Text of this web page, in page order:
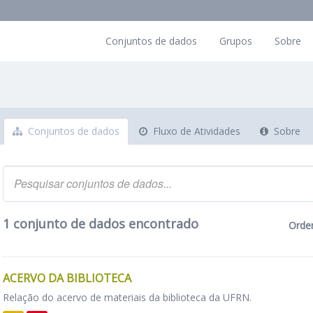
Conjuntos de dados Grupos Sobre
Conjuntos de dados Fluxo de Atividades Sobre
1 conjunto de dados encontrado
ACERVO DA BIBLIOTECA
Relação do acervo de materiais da biblioteca da UFRN.